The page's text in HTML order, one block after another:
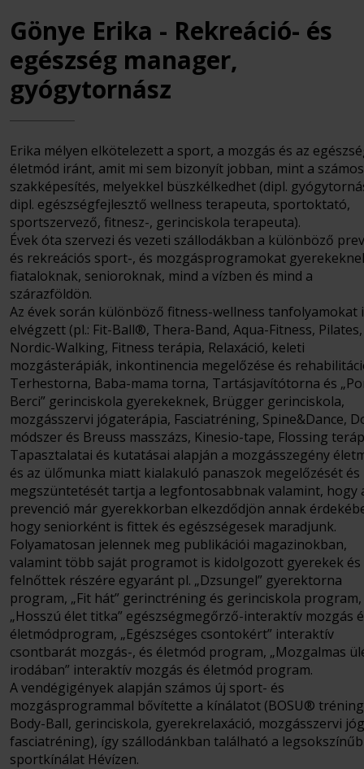
Gönye Erika - Rekreáció- és
egészség manager,
gyógytornász
Erika mélyen elkötelezett a sport, a mozgás és az
életmód iránt, amit mi sem bizonyít jobban, mint a számos
szakképesítés, melyekkel büszkélkedhet (dipl.
dipl. egészségfejlesztő wellness terapeuta, sportoktató,
sportszervező, fitnesz-, gerinciskola terapeuta).
Évek óta szervezi és vezeti szállodákban a különböző
és rekreációs sport-, és mozgásprogramokat
fiataloknak, senioroknak, mind a vízben és mind a
szárazföldön.
Az évek során különböző fitness-wellness tanfolyamokat
elvégzett (pl.: Fit-Ball®, Thera-Band, Aqua-Fitness, Pilates,
Nordic-Walking, Fitness terápia, Relaxáció, keleti
mozgásterápiák, inkontinencia megelőzése és
Terhestorna, Baba-mama torna, Tartásjavítótorna és
Berci” gerinciskola gyerekeknek, Brügger gerinciskola,
mozgásszervi jógaterápia, Fasciatréning, Spine&Dance,
módszer és Breuss masszázs, Kinesio-tape, Flossing
Tapasztalatai és kutatásai alapján a mozgásszegény
és az ülőmunka miatt kialakuló panaszok megelőzését és
megszüntetését tartja a legfontosabbnak valamint, hogy
prevenció már gyerekkorban elkezdődjön annak
hogy seniorként is fittek és egészségesek maradjunk.
Folyamatosan jelennek meg publikációi magazinokban,
valamint több saját programot is kidolgozott gyerekek és
felnőttek részére egyaránt pl. „Dzsungel” gyerektorna
program, „Fit hát” gerinctréning és gerinciskola program,
„Hosszú élet titka” egészségmegőrző-interaktív mozgás
életmódprogram, „Egészséges csontokért” interaktív
csontbarát mozgás-, és életmód program, „Mozgalmas
irodában” interaktív mozgás és életmód program.
A vendégigények alapján számos új sport- és
mozgásprogrammal bővítette a kínálatot (BOSU®
Body-Ball, gerinciskola, gyerekrelaxáció, mozgásszervi
fasciatréning), így szállodánkban található a
sportkínálat Hévízen.